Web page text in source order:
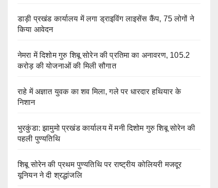
डाड़ी प्रखंड कार्यालय में लगा ड्राइविंग लाइसेंस कैंप, 75 लोगों ने
किया आवेदन
नेमरा में दिशोम गुरु शिबू सोरेन की प्रतिमा का अनावरण, 105.2
करोड़ की योजनाओं की मिली सौगात
राहे में अज्ञात युवक का शव मिला, गले पर धारदार हथियार के
निशान
भुरकुंडा: झामुमो प्रखंड कार्यालय में मनी दिशोम गुरु शिबू सोरेन की
पहली पुण्यतिथि
शिबू सोरेन की प्रथम पुण्यतिथि पर राष्ट्रीय कोलियरी मजदूर
यूनियन ने दी श्रद्धांजलि